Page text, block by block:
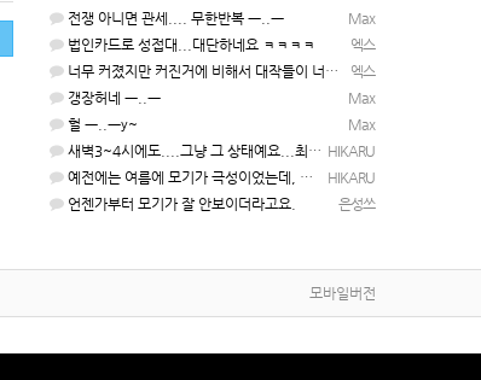
Max
전쟁 아니면 관세.... 무한반복 ㅡ..ㅡ
엑스
법인카드로 성접대...대단하네요 ㅋㅋㅋㅋ
엑스
너무 커졌지만 커진거에 비해서 대작들이 너무 줄었죠.........
Max
갱장허네 ㅡ..ㅡ
Max
헐 ㅡ..ㅡy~
HIKARU
새벽3~4시에도....그냥 그 상태예요...최근 1주일은....
HIKARU
예전에는 여름에 모기가 극성이었는데, 여름에는 안나오는 것 같은.....ㅎ ㅎ)
은성쓰
언젠가부터 모기가 잘 안보이더라고요.
모바일버전